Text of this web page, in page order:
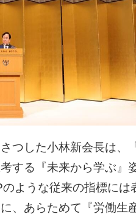
つした小林新会長は
する『未来から学ぶ』
ような従来の指標に
、あらためて『労働生